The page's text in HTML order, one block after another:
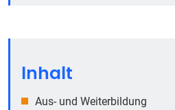
Inhalt
Aus- und Weiterbildung